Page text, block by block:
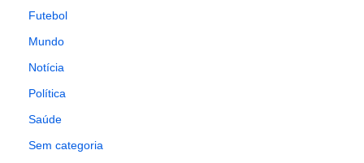
Futebol
Mundo
Notícia
Política
Saúde
Sem categoria